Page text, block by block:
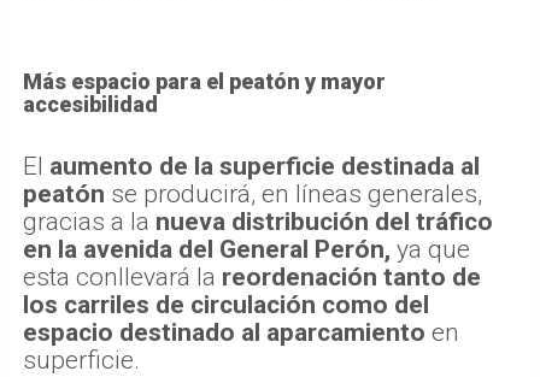
Más espacio para el peatón y mayor
accesibilidad
El aumento de la superficie destinada al
peatón se producirá, en líneas generales,
gracias a la nueva distribución del tráfico
en la avenida del General Perón, ya que
esta conllevará la reordenación tanto de
los carriles de circulación como del
espacio destinado al aparcamiento en
superficie.